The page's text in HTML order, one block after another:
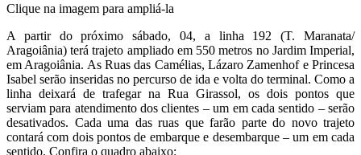
Clique na imagem para ampliá-la
A partir do próximo sábado, 04, a linha 192 (T. Maranata/
Aragoiânia) terá trajeto ampliado em 550 metros no Jardim Imperial,
em Aragoiânia. As Ruas das Camélias, Lázaro Zamenhof e Princesa
Isabel serão inseridas no percurso de ida e volta do terminal. Como a
linha deixará de trafegar na Rua Girassol, os dois pontos que
serviam para atendimento dos clientes – um em cada sentido – serão
desativados. Cada uma das ruas que farão parte do novo trajeto
contará com dois pontos de embarque e desembarque – um em cada
sentido. Confira o quadro abaixo: